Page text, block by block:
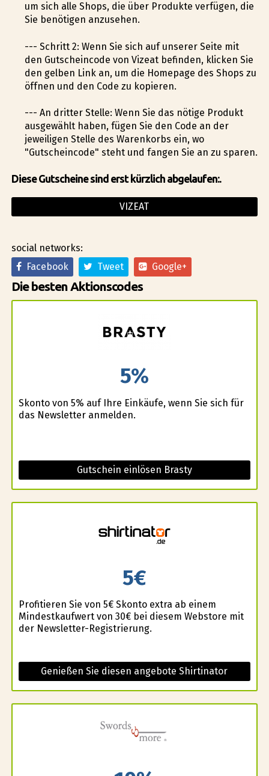
um sich alle Shops, die über Produkte verfügen, die
Sie benötigen anzusehen.
--- Schritt 2: Wenn Sie sich auf unserer Seite mit
den Gutscheincode von Vizeat befinden, klicken Sie
den gelben Link an, um die Homepage des Shops zu
öffnen und den Code zu kopieren.
--- An dritter Stelle: Wenn Sie das nötige Produkt
ausgewählt haben, fügen Sie den Code an der
jeweiligen Stelle des Warenkorbs ein, wo
"Gutscheincode" steht und fangen Sie an zu sparen.
Diese Gutscheine sind erst kürzlich abgelaufen:.
VIZEAT
social networks:
Facebook
Tweet Google+
Die besten Aktionscodes
5%
Skonto von 5% auf Ihre Einkäufe, wenn Sie sich für
das Newsletter anmelden.
Gutschein einlösen Brasty
5€
Profitieren Sie von 5€ Skonto extra ab einem
Mindestkaufwert von 30€ bei diesem Webstore mit
der Newsletter-Registrierung.
Genießen Sie diesen angebote Shirtinator